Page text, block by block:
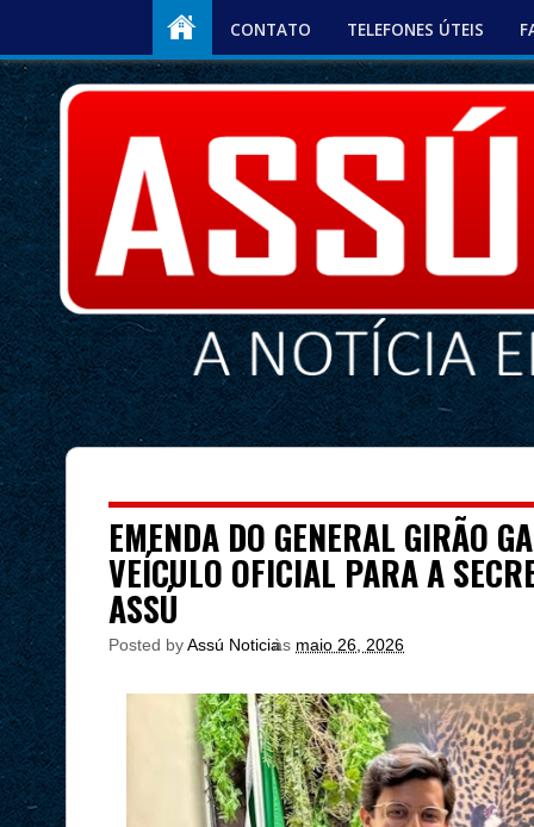
CONTATO TELEFONES ÚTEIS
EMENDA DO GENERAL GIRÃO
VEÍCULO OFICIAL PARA A
ASSÚ
Posted byAssú Noticia
às maio 26, 2026